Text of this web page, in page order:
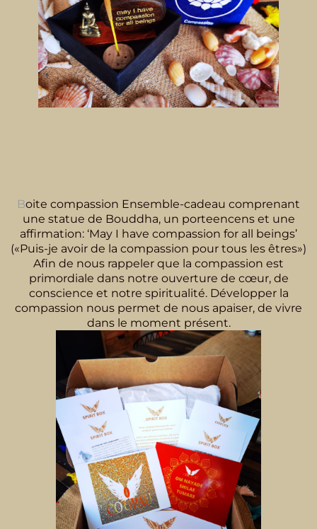
Boite compassion Ensemble-cadeau comprenant
une statue de Bouddha, un porte­encens et une
affirmation: ‘May I have compassion for all beings’
(«Puis-je avoir de la compassion pour tous les êtres»)
Afin de nous rappeler que la compassion est
primordiale dans notre ouverture de cœur, de
conscience et notre spiritualité. Développer la
compassion nous permet de nous apaiser, de vivre
dans le moment présent.